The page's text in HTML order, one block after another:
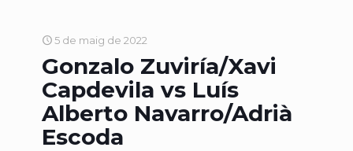
5 de maig de 2022
Gonzalo Zuviría/Xavi
Capdevila vs Luís
Alberto Navarro/Adrià
Escoda